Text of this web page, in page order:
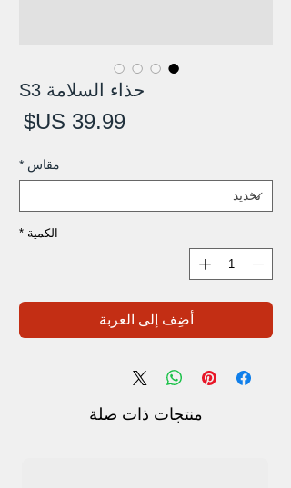
حذاء السلامة S3
مقاس *
الكمية *
أضِف إلى العربة
منتجات ذات صلة